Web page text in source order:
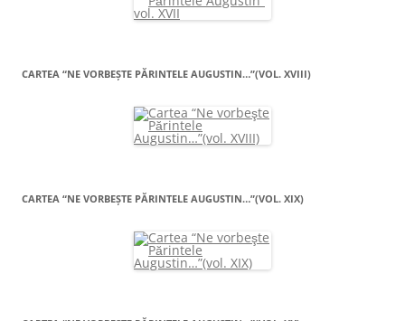
CARTEA “NE VORBEŞTE PĂRINTELE AUGUSTIN…”(VOL. XVIII)
CARTEA “NE VORBEŞTE PĂRINTELE AUGUSTIN…”(VOL. XIX)